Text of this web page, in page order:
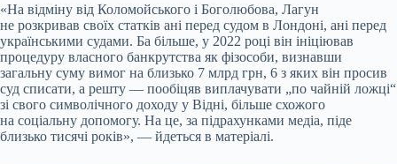
«На відміну від Коломойського і Боголюбова, Лагун
не розкривав своїх статків ані перед судом в Лондоні, ані перед
українськими судами. Ба більше, у 2022 році він ініціював
процедуру власного банкрутства як фізособи, визнавши
загальну суму вимог на близько 7 млрд грн, 6 з яких він просив
суд списати, а решту — пообіцяв виплачувати „по чайній ложці“
зі свого символічного доходу у Відні, більше схожого
на соціальну допомогу. На це, за підрахунками медіа, піде
близько тисячі років», — йдеться в матеріалі.